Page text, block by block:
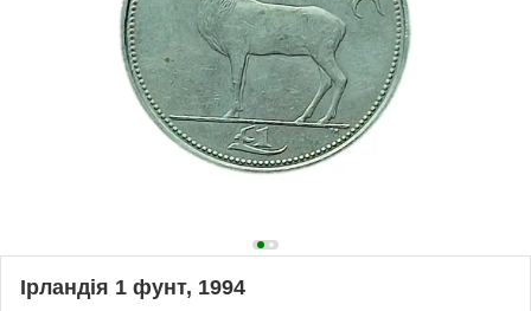
Ірландія 1 фунт, 1994